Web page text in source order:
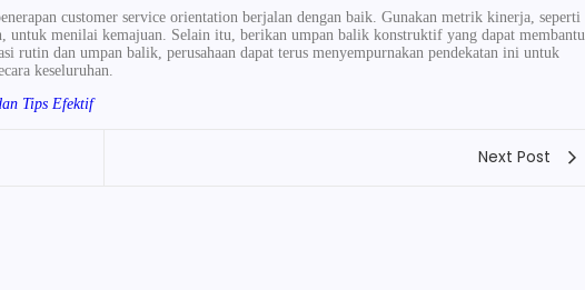
customer service orientation berjalan dengan baik. Gunakan metrik kinerja, seperti
untuk menilai kemajuan. Selain itu, berikan umpan balik konstruktif yang dapat membantu
rutin dan umpan balik, perusahaan dapat terus menyempurnakan pendekatan ini untuk
keseluruhan.
Tips Efektif
Next Post